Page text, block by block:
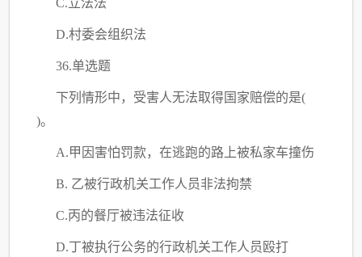
C.立法法
D.村委会组织法
36.单选题
下列情形中，受害人无法取得国家赔偿的是(
)。
A.甲因害怕罚款，在逃跑的路上被私家车撞伤
B. 乙被行政机关工作人员非法拘禁
C.丙的餐厅被违法征收
D.丁被执行公务的行政机关工作人员殴打